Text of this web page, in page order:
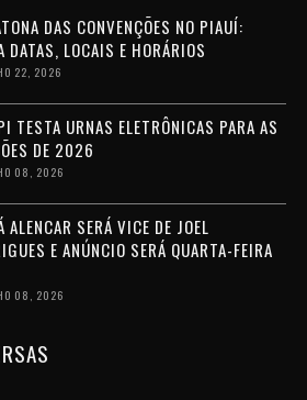
DAS CONVENÇÕES NO PIAUÍ:
DATAS, LOCAIS E HORÁRIOS
22, 2026
TESTA URNAS ELETRÔNICAS PARA AS
DE 2026
08, 2026
ALENCAR SERÁ VICE DE JOEL
E ANÚNCIO SERÁ QUARTA-FEIRA
08, 2026